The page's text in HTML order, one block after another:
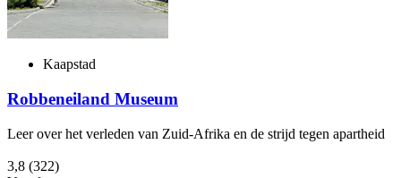
Kaapstad
Robbeneiland Museum
Leer over het verleden van Zuid-Afrika en de strijd tegen apartheid
3,8 (322)